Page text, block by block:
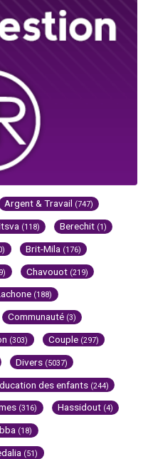
Argent & Travail (747)
(118) Berechit (1)
Brit-Mila (176)
Chavouot (219)
(188)
Communauté (3)
(303) Couple (297)
Divers (5037)
des enfants (244)
(316) Hassidout (4)
(18)
(51)